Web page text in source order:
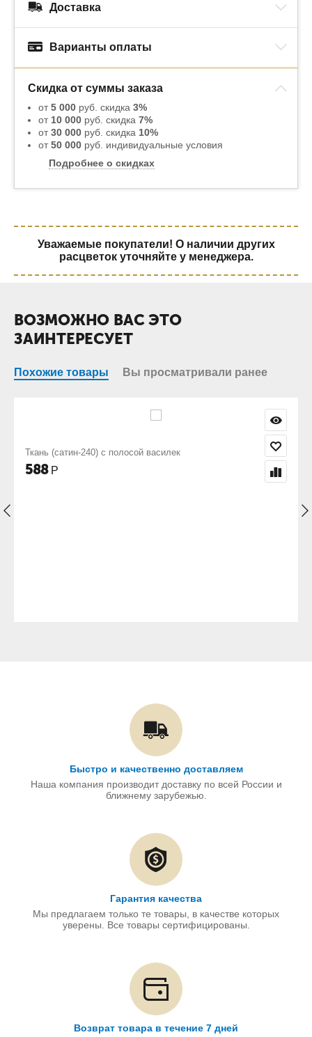
Доставка
Варианты оплаты
Скидка от суммы заказа
от5 000 руб. скидка 3%
от 10 000 руб. скидка 7%
от30 000 руб. скидка 10%
от50 000 руб. индивидуальные условия
Подробнее о скидках
Уважаемые покупатели! О наличии других
расцветок уточняйте у менеджера.
ВОЗМОЖНО ВАС ЭТО
ЗАИНТЕРЕСУЕТ
Похожие товары Вы просматривали ранее
Ткань (сатин-240) с полосой василек
588 Р
Быстро и качественно доставляем
Наша компания производит доставку по всей России и
ближнему зарубежью.
Гарантия качества
Мы предлагаем только те товары, в качестве которых
уверены. Все товары сертифицированы.
Возврат товара в течение 7 дней